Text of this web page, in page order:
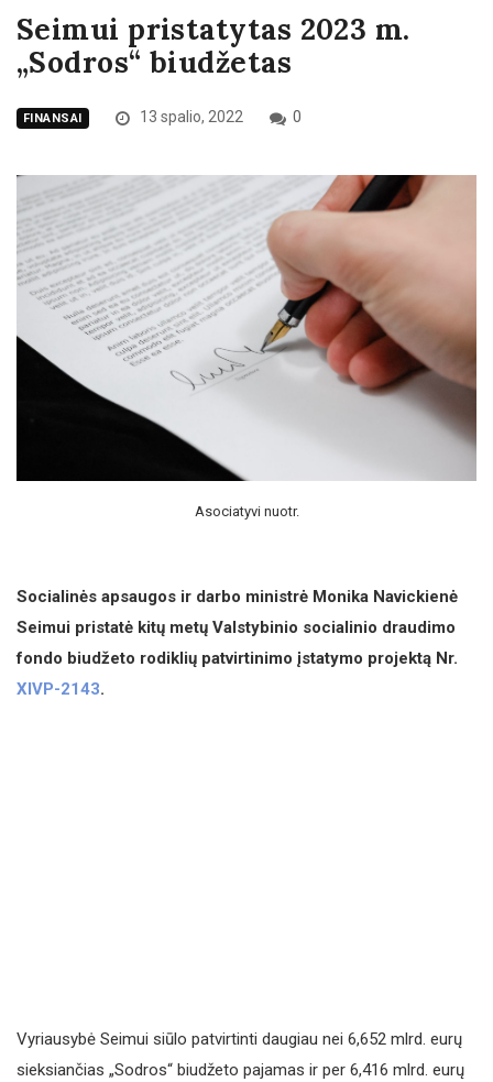
Seimui pristatytas 2023 m.
„Sodros“ biudžetas
FINANSAI 13 spalio, 2022 0
Asociatyvi nuotr.
Socialinės apsaugos ir darbo ministrė Monika Navickienė
Seimui pristatė kitų metų Valstybinio socialinio draudimo
fondo biudžeto rodiklių patvirtinimo įstatymo projektą Nr.
XIVP-2143.
Vyriausybė Seimui siūlo patvirtinti daugiau nei 6,652 mlrd. eurų
sieksiančias „Sodros“ biudžeto pajamas ir per 6,416 mlrd. eurų